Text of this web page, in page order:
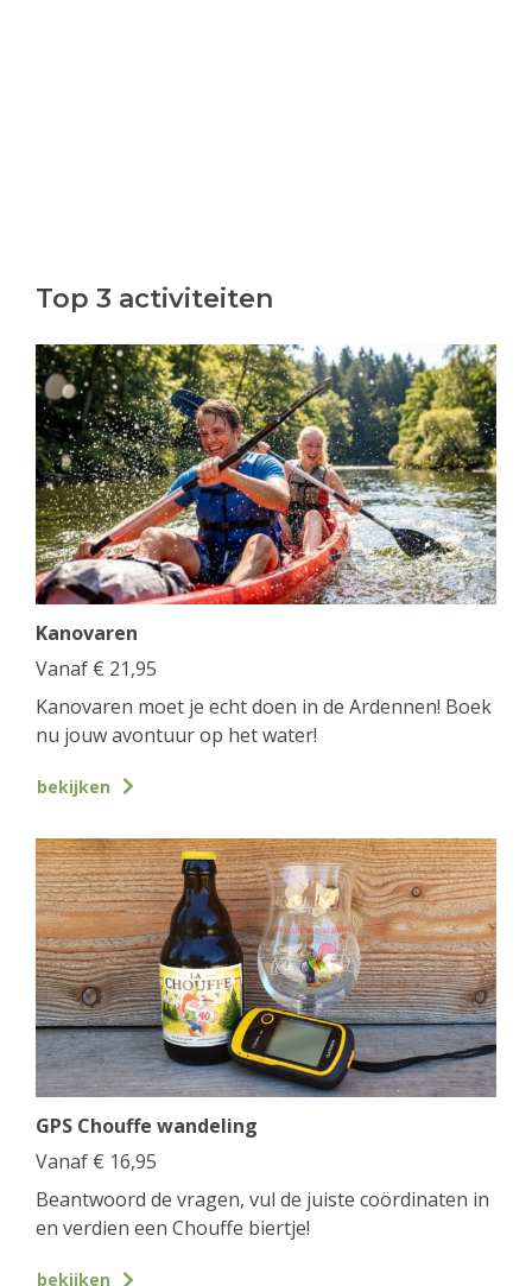
Top 3 activiteiten
Kanovaren
Vanaf € 21,95
Kanovaren moet je echt doen in de Ardennen! Boek
nu jouw avontuur op het water!
bekijken
GPS Chouffe wandeling
Vanaf € 16,95
Beantwoord de vragen, vul de juiste coördinaten in
en verdien een Chouffe biertje!
bekijken